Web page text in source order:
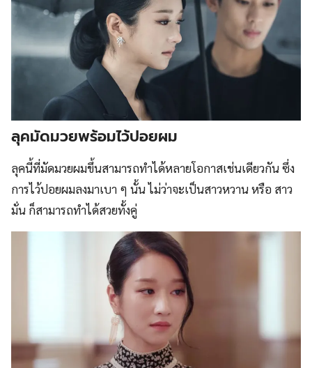
ลุคมัดมวยพร้อมไว้ปอยผม
ลุคนี้ที่มัดมวยผมขึ้นสามารถทำได้หลายโอกาสเช่นเดียวกัน ซึ่ง
การไว้ปอยผมลงมาเบา ๆ นั้น ไม่ว่าจะเป็นสาวหวาน หรือ สาว
มั่น ก็สามารถทำได้สวยทั้งคู่